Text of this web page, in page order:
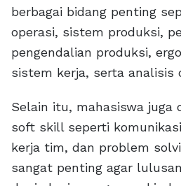
berbagai bidang penting
operasi, sistem produksi,
pengendalian produksi,
sistem kerja, serta analisis
Selain itu, mahasiswa juga
soft skill seperti
kerja tim, dan problem
sangat penting agar